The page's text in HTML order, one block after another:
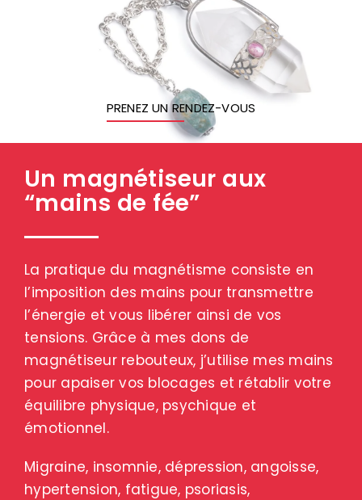
PRENEZ UN RENDEZ-VOUS
Un magnétiseur aux
“mains de fée”
La pratique du magnétisme consiste en
l’imposition des mains pour transmettre
l’énergie et vous libérer ainsi de vos
tensions. Grâce à mes dons de
magnétiseur rebouteux, j’utilise mes mains
pour apaiser vos blocages et rétablir votre
équilibre physique, psychique et
émotionnel.
Migraine, insomnie, dépression, angoisse,
hypertension, fatigue, psoriasis,